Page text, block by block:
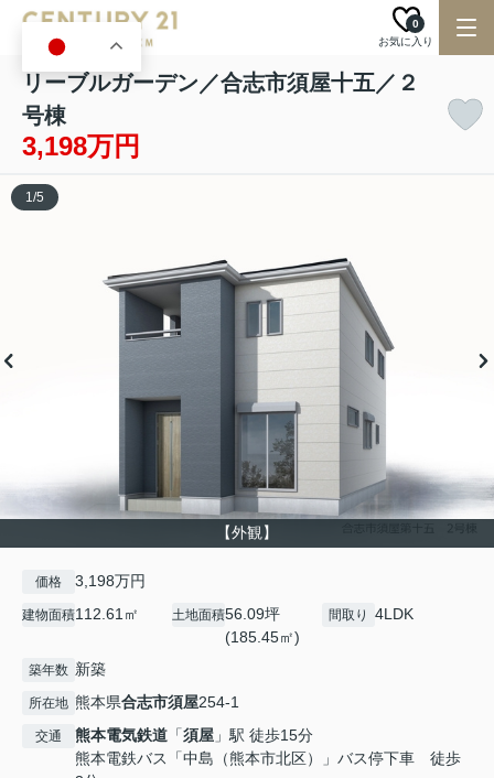
お気に入り
0
リーブルガーデン／合志市須屋十五／２
号棟
3,198万円
【外観】
1/5
価格 3,198万円
建物面積112.61㎡ 土地面積56.09坪
(185.45㎡)
間取り 4LDK
築年数 新築
所在地 熊本県合志市須屋254-1
交通 熊本電気鉄道 「須屋 」駅 徒歩15分
熊本電鉄バス「中島（熊本市北区）」バス停下車 徒歩